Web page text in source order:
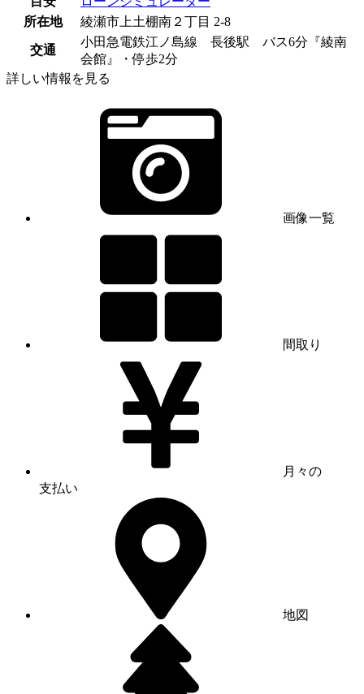
所在地
綾瀬市上土棚南２丁目 2-8
交通
小田急電鉄江ノ島線 長後駅 バス6分『綾南
会館』・停歩2分
詳しい情報を見る
画像一覧
間取り
月々の
支払い
地図